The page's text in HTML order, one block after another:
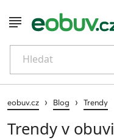
Hledat
eobuv.cz › Blog › Trendy
Trendy v